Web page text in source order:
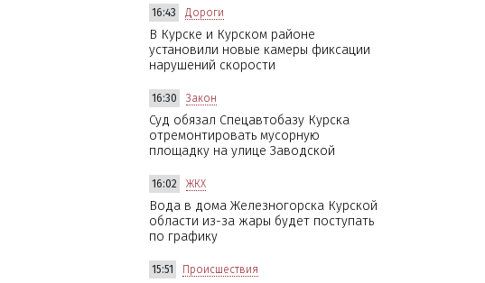
16:43 Дороги
В Курске и Курском районе
установили новые камеры фиксации
нарушений скорости
16:30 Закон
Суд обязал Спецавтобазу Курска
отремонтировать мусорную
площадку на улице Заводской
16:02 ЖКХ
Вода в дома Железногорска Курской
области из-за жары будет поступать
по графику
15:51 Происшествия